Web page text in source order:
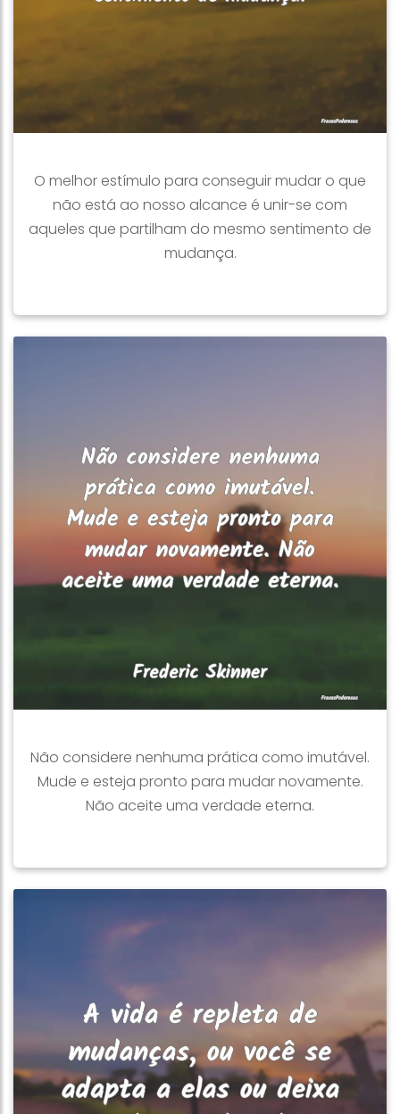
O melhor estímulo para conseguir mudar o que
não está ao nosso alcance é unir-se com
aqueles que partilham do mesmo sentimento de
mudança.
Não considere nenhuma prática como imutável.
Mude e esteja pronto para mudar novamente.
Não aceite uma verdade eterna.